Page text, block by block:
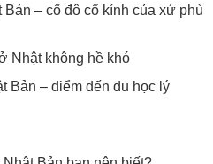
Bản – cố đô cổ kính của xứ phù
Nhật không hề khó
Bản – điểm đến du học lý